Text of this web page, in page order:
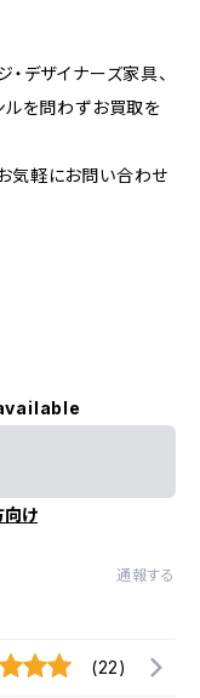
・デザイナーズ家具、
ルを問わずお買取を
気軽にお問い合わせ
向け
通報する
(22)